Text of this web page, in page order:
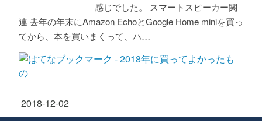
感じでした。 スマートスピーカー関
連 去年の年末にAmazon EchoとGoogle Home miniを買っ
てから、本を買いまくって、ハ…
2018-12-02